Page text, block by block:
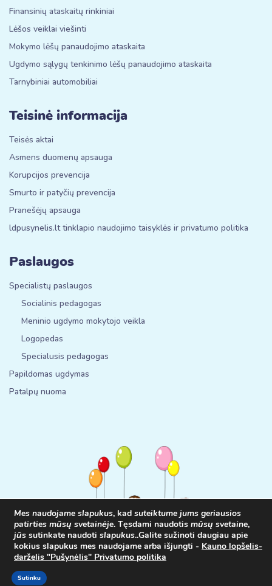
Finansinių ataskaitų rinkiniai
Lėšos veiklai viešinti
Mokymo lėšų panaudojimo ataskaita
Ugdymo sąlygų tenkinimo lėšų panaudojimo ataskaita
Tarnybiniai automobiliai
Teisinė informacija
Teisės aktai
Asmens duomenų apsauga
Korupcijos prevencija
Smurto ir patyčių prevencija
Pranešėjų apsauga
ldpusynelis.lt tinklapio naudojimo taisyklės ir privatumo politika
Paslaugos
Specialistų paslaugos
Socialinis pedagogas
Meninio ugdymo mokytojo veikla
Logopedas
Specialusis pedagogas
Papildomas ugdymas
Patalpų nuoma
© 2025www.ldpusynelis.ltVisos teisės saugomos. Interneto
Mes naudojame slapukus, kad suteiktume jums geriausios
patirties mūsų svetainėje. Tęsdami naudotis mūsų svetaine,
jūs sutinkate naudoti slapukus..Galite sužinoti daugiau apie
kokius slapukus mes naudojame arba išjungti - Kauno lopšelis-
darželis "Pušynėlis" Privatumo politika
Sutinku